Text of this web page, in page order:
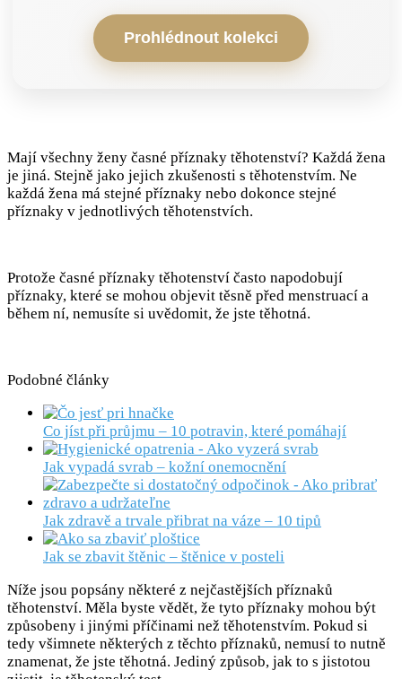
Prohlédnout kolekci
Mají všechny ženy časné příznaky těhotenství? Každá žena
je jiná. Stejně jako jejich zkušenosti s těhotenstvím. Ne
každá žena má stejné příznaky nebo dokonce stejné
příznaky v jednotlivých těhotenstvích.
Protože časné příznaky těhotenství často napodobují
příznaky, které se mohou objevit těsně před menstruací a
během ní, nemusíte si uvědomit, že jste těhotná.
Podobné články
Co jíst při průjmu – 10 potravin, které pomáhají
Jak vypadá svrab – kožní onemocnění
Jak zdravě a trvale přibrat na váze – 10 tipů
Jak se zbavit štěnic – štěnice v posteli
Níže jsou popsány některé z nejčastějších příznaků
těhotenství. Měla byste vědět, že tyto příznaky mohou být
způsobeny i jinými příčinami než těhotenstvím. Pokud si
tedy všimnete některých z těchto příznaků, nemusí to nutně
znamenat, že jste těhotná. Jediný způsob, jak to s jistotou